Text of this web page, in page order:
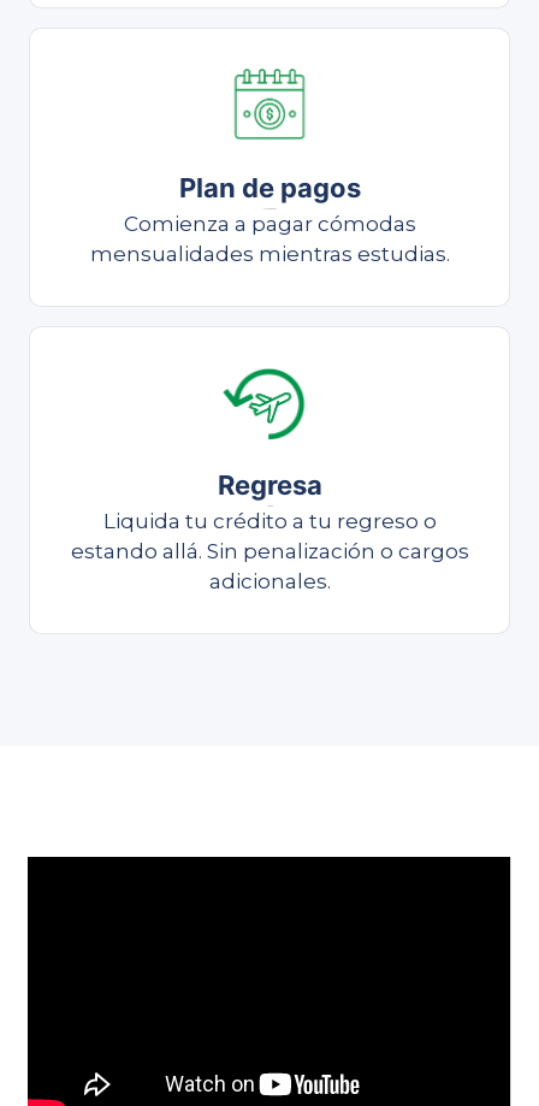
Plan de pagos
Comienza a pagar cómodas
mensualidades mientras estudias.
Regresa
Liquida tu crédito a tu regreso o
estando allá. Sin penalización o cargos
adicionales.